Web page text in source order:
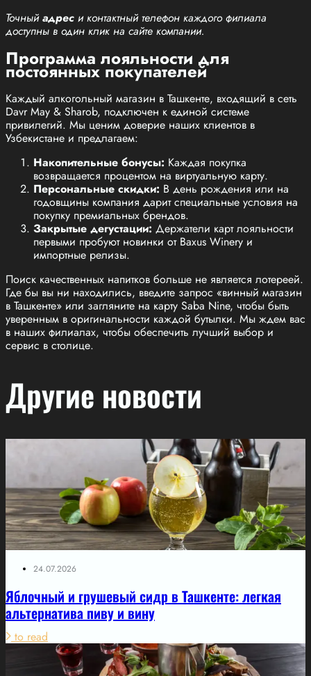
Точныйадрес и контактный телефон каждого филиала
доступны в один клик на сайте компании.
Программа лояльности для
постоянных покупателей
Каждый алкогольный магазин в Ташкенте, входящий в сеть
Davr May & Sharob, подключен к единой системе
привилегий. Мы ценим доверие наших клиентов в
Узбекистане и предлагаем:
Накопительные бонусы: Каждая покупка
возвращается процентом на виртуальную карту.
Персональные скидки: В день рождения или на
годовщины компания дарит специальные условия на
покупку премиальных брендов.
Закрытые дегустации: Держатели карт лояльности
первыми пробуют новинки от Baxus Winery и
импортные релизы.
Поиск качественных напитков больше не является лотереей.
Где бы вы ни находились, введите запрос «винный магазин
в Ташкенте» или загляните на карту Saba Nine, чтобы быть
уверенным в оригинальности каждой бутылки. Мы ждем вас
в наших филиалах, чтобы обеспечить лучший выбор и
сервис в столице.
Другие новости
24.07.2026
Яблочный и грушевый сидр в Ташкенте: легкая
альтернатива пиву и вину
to read